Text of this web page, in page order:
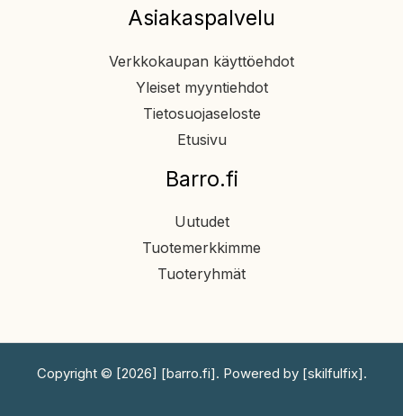
Asiakaspalvelu
Verkkokaupan käyttöehdot
Yleiset myyntiehdot
Tietosuojaseloste
Etusivu
Barro.fi
Uutudet
Tuotemerkkimme
Tuoteryhmät
Copyright © [2026] [barro.fi]. Powered by [skilfulfix].